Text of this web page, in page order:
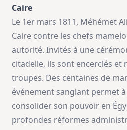
Caire
Le 1er mars 1811, Méhémet
Caire contre les chefs
autorité. Invités à une
citadelle, ils sont encerclés et
troupes. Des centaines de
événement sanglant permet
consolider son pouvoir en
profondes réformes